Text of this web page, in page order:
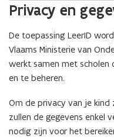
Privacy en
De toepassing LeerID
Vlaams Ministerie van
werkt samen met scholen
en te beheren.
Om de privacy van je kind
zullen de gegevens enkel
nodig zijn voor het